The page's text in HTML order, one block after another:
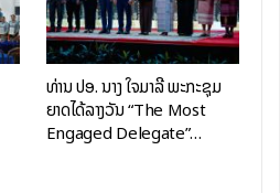
ທ່ານ ປອ. ນາງ ໃຈມາລີ ພະກະຊຸມ
ຍາດໄດ້ລາງວັນ “The Most
Engaged Delegate”…